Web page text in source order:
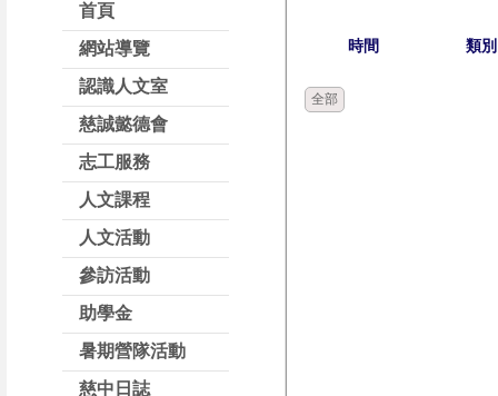
首頁
網站導覽
認識人文室
慈誠懿德會
志工服務
人文課程
人文活動
參訪活動
助學金
暑期營隊活動
慈中日誌
時間 類別
全部